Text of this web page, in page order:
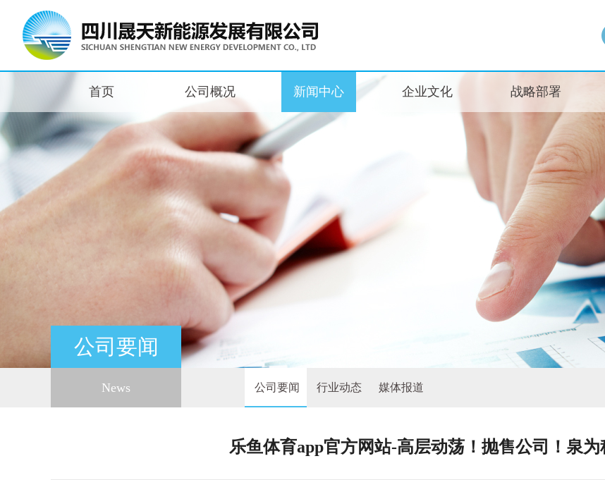
首页 公司概况 新闻中心 企业文化 战略部署
公司要闻
News 公司要闻 行业动态 媒体报道
乐鱼体育app官方网站-高层动荡！抛售公司！泉为